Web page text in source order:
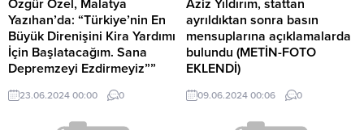
Özgür Özel, Malatya
Yazıhan’da: “Türkiye’nin En
Büyük Direnişini Kira Yardımı
İçin Başlatacağım. Sana
Depremzeyi Ezdirmeyiz””
CHP Genel Başkanı Özgür Özel,
Malatya'nın Yazıhan ilçesindeki
halk buluşmasında konuştu. Özel,
23.06.2024 00:00 0
Aziz Yıldırım, stattan
ayrıldıktan sonra basın
mensuplarına açıklamalarda
bulundu (METİN-FOTO
EKLENDİ)
Aziz Yıldırım, stattan ayrıldıktan
sonra basın mensuplarına
açıklamalarda bulundu"Kavga
09.06.2024 00:06 0